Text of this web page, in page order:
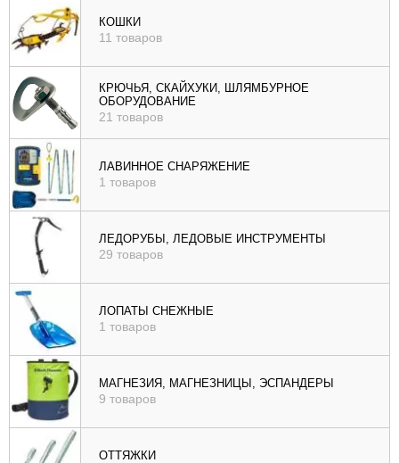
КОШКИ
11 товаров
КРЮЧЬЯ, СКАЙХУКИ, ШЛЯМБУРНОЕ
ОБОРУДОВАНИЕ
21 товаров
ЛАВИННОЕ СНАРЯЖЕНИЕ
1 товаров
ЛЕДОРУБЫ, ЛЕДОВЫЕ ИНСТРУМЕНТЫ
29 товаров
ЛОПАТЫ СНЕЖНЫЕ
1 товаров
МАГНЕЗИЯ, МАГНЕЗНИЦЫ, ЭСПАНДЕРЫ
9 товаров
ОТТЯЖКИ